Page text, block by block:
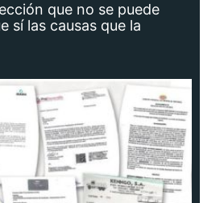
que no se puede
sí las causas que la